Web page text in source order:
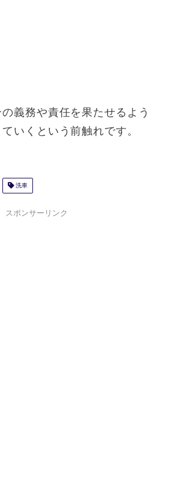
の義務や責任を果たせるよう
いくという前触れです。
洗車
スポンサーリンク